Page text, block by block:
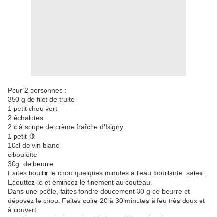
Pour 2 personnes :
350 g de filet de truite
1 petit chou vert
2 échalotes
2 c à soupe de crème fraîche d'Isigny
1 petit 🍋
10cl de vin blanc
ciboulette
30g de beurre
Faites bouillir le chou quelques minutes à l'eau bouillante salée .
Egouttez-le et émincez le finement au couteau.
Dans une poêle, faites fondre doucement 30 g de beurre et
déposez le chou. Faites cuire 20 à 30 minutes à feu très doux et
à couvert.